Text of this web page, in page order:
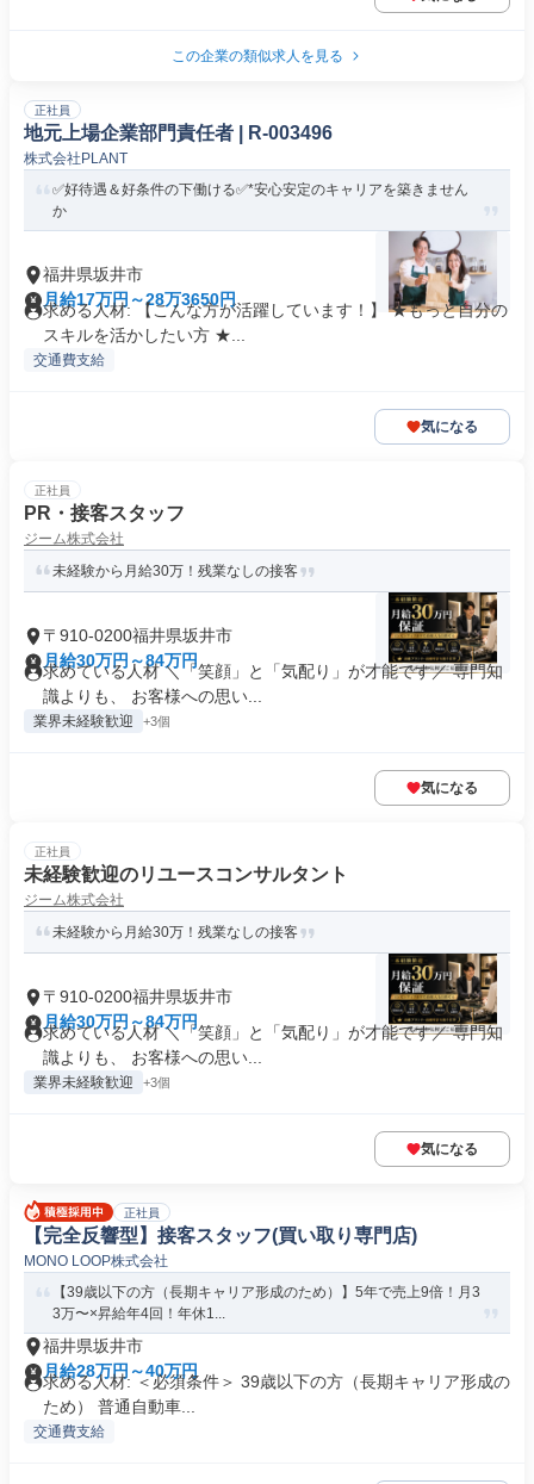
この企業の類似求人を見る
正社員
地元上場企業部門責任者 | R-003496
株式会社PLANT
✅好待遇＆好条件の下働ける✅*安心安定のキャリアを築きません
か
福井県坂井市
月給17万円～28万3650円
求める人材: 【こんな方が活躍しています！】 ★もっと自分の
スキルを活かしたい方 ★...
交通費支給
気になる
正社員
PR・接客スタッフ
ジーム株式会社
未経験から月給30万！残業なしの接客
〒910-0200福井県坂井市
月給30万円～84万円
求めている人材 ＼「笑顔」と「気配り」が才能です／ 専門知
識よりも、 お客様への思い...
業界未経験歓迎 +3個
気になる
正社員
未経験歓迎のリユースコンサルタント
ジーム株式会社
未経験から月給30万！残業なしの接客
〒910-0200福井県坂井市
月給30万円～84万円
求めている人材 ＼「笑顔」と「気配り」が才能です／ 専門知
識よりも、 お客様への思い...
業界未経験歓迎 +3個
気になる
正社員
【完全反響型】接客スタッフ(買い取り専門店)
MONO LOOP株式会社
【39歳以下の方（長期キャリア形成のため）】5年で売上9倍！月3
3万〜×昇給年4回！年休1...
福井県坂井市
月給28万円～40万円
求める人材: ＜必須条件＞ 39歳以下の方（長期キャリア形成の
ため） 普通自動車...
交通費支給